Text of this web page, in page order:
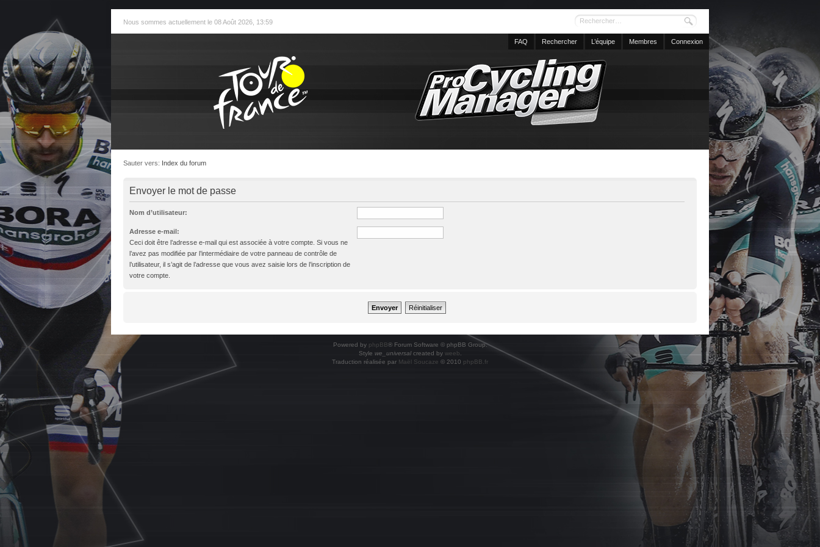
Nous sommes actuellement le 08 Août 2026, 13:59
FAQ Rechercher L’équipe Membres Connexion
Sauter vers: Index du forum
Envoyer le mot de passe
Nom d’utilisateur:
Adresse e-mail:
Ceci doit être l’adresse e-mail qui est associée à votre compte. Si vous ne
l’avez pas modifiée par l’intermédiaire de votre panneau de contrôle de
l’utilisateur, il s’agit de l’adresse que vous avez saisie lors de l’inscription de
votre compte.
Powered by phpBB® Forum Software © phpBB Group.
Style we_universalcreated by weeb
Traduction réalisée par Maël Soucaze © 2010 phpBB.fr